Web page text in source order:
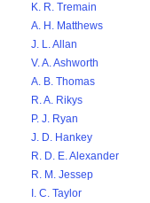
K. R. Tremain
A. H. Matthews
J. L. Allan
V. A. Ashworth
A. B. Thomas
R. A. Rikys
P. J. Ryan
J. D. Hankey
R. D. E. Alexander
R. M. Jessep
I. C. Taylor